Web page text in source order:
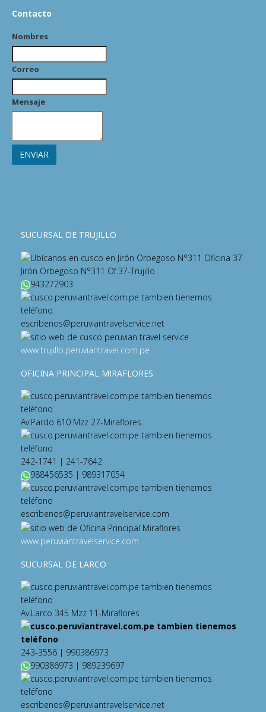
Contacto
Nombres
Correo
Mensaje
SUCURSAL DE TRUJILLO
Jirón Orbegoso N°311 Of.37-Trujillo
943272903
escribenos@peruviantravelservice.net
www.trujillo.peruviantravel.com.pe
OFICINA PRINCIPAL MIRAFLORES
Av.Pardo 610 Mzz 27-Miraflores
242-1741 | 241-7642
988456535 | 989317054
escribenos@peruviantravelservice.com
www.peruviantravelservice.com
SUCURSAL DE LARCO
Av.Larco 345 Mzz 11-Miraflores
243-3556 | 990386973
990386973 | 989239697
escribenos@peruviantravelservice.net